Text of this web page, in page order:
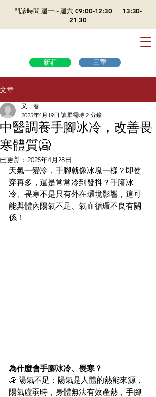
​門診時間 週一～週六 09:00-12:30 ｜ 13:30-
21:30
新莊 三重
文章
中醫調養手腳冰冷，改善畏
寒體質🥶
又一春
2025年4月19日 讀畢需時 2 分鐘
已更新： 2025年4月28日
天氣一變冷，手腳就像冰塊一樣？即使
穿再多，還是常常冷到發抖？手腳冰
冷、畏寒不是只有外在環境影響，這可
能與體內陽氣不足、氣血循環不良有關
係！
為什麼會手腳冰冷、畏寒？
🧊 陽氣不足：陽氣是人體的熱能來源，
陽氣虛弱時，身體無法有效產熱，手腳